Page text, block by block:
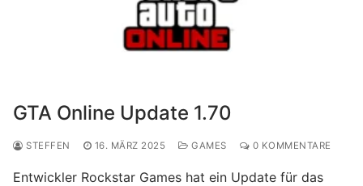
GTA Online Update 1.70
STEFFEN 16. MÄRZ 2025 GAMES 0 KOMMENTARE
Entwickler Rockstar Games hat ein Update für das